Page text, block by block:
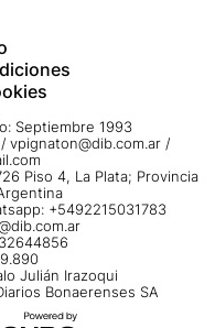
Septiembre 1993
/ vpignaton@dib.com.ar /
Piso 4, La Plata; Provincia
+5492215031783
Julián Irazoqui
Bonaerenses SA